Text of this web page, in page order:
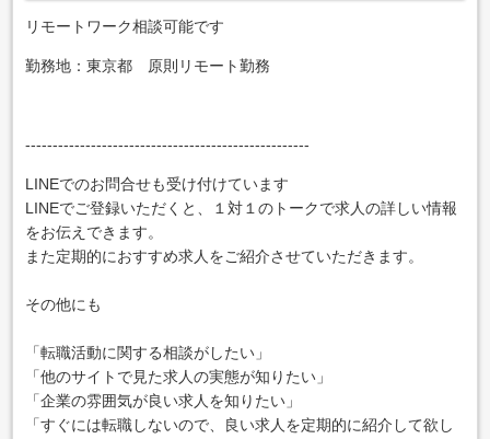
リモートワーク相談可能です
勤務地：東京都 原則リモート勤務
----------------------------------------------------
LINEでのお問合せも受け付けています
LINEでご登録いただくと、１対１のトークで求人の詳しい情報
をお伝えできます。
また定期的におすすめ求人をご紹介させていただきます。
その他にも
「転職活動に関する相談がしたい」
「他のサイトで見た求人の実態が知りたい」
「企業の雰囲気が良い求人を知りたい」
「すぐには転職しないので、良い求人を定期的に紹介して欲し